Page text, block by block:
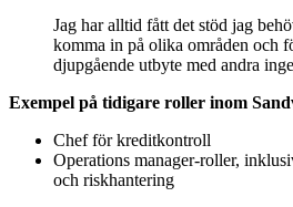
Jag har alltid fått det stöd jag
komma in på olika områden och
djupgående utbyte med andra
Exempel på tidigare roller inom
Chef för kreditkontroll
Operations manager-roller,
och riskhantering